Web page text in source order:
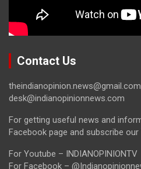
Contact Us
desk@indianopinionnews.com
For getting useful news and
Facebook page and subscribe our
For Youtube – INDIANOPINIONTV
For Facebook –